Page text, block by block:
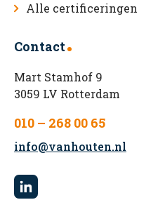
Alle certificeringen
Contact
Mart Stamhof 9
3059 LV Rotterdam
010 – 268 00 65
info@vanhouten.nl